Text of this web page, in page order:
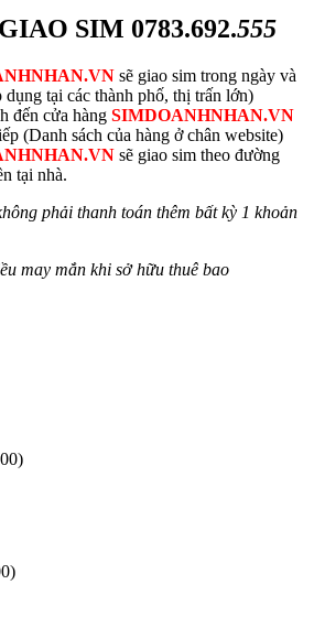
SIM 0783.692.555
sẽ giao sim trong ngày và
dụng tại các thành phố, thị trấn lớn)
đến cửa hàng SIMDOANHNHAN.VN
(Danh sách của hàng ở chân website)
sẽ giao sim theo đường
tại nhà.
phải thanh toán thêm bất kỳ 1 khoản
may mắn khi sở hữu thuê bao